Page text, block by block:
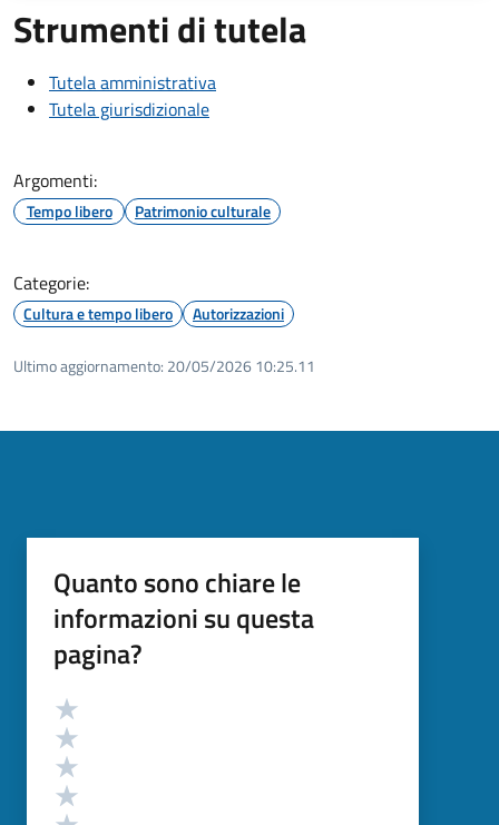
Strumenti di tutela
Tutela amministrativa
Tutela giurisdizionale
Argomenti:
Tempo libero Patrimonio culturale
Categorie:
Cultura e tempo libero Autorizzazioni
Ultimo aggiornamento: 20/05/2026 10:25.11
Quanto sono chiare le
informazioni su questa
pagina?
Valutazione